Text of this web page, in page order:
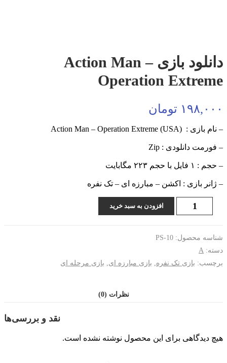
دانلود بازی Action Man –
Operation Extreme
۱۹۸,۰۰۰ تومان
– نام بازی :‌ (USA) Action Man – Operation Extreme
– فورمت دانلودی : Zip
– حجم : ۱ فایل با حجم ۲۲۳ مگابایت
– ژانر بازی : اکشن – مبارزه ای – تک نفره
-
Operation
Extreme
عدد
افزودن به سبد خرید
شناسه محصول: PS-10
دسته: A
برچسب: بازی تک نفره, بازی مبارزه ای, بازی مرحله ای
نظرات (0)
نقد و بررسی‌ها
هیچ دیدگاهی برای این محصول نوشته نشده است.